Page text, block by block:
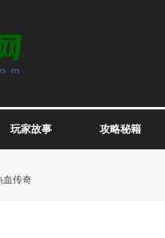
玩家故事 攻略秘籍
血传奇